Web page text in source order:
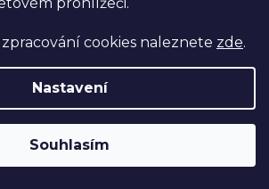
cookies naleznete zde.
Nastavení
Souhlasím